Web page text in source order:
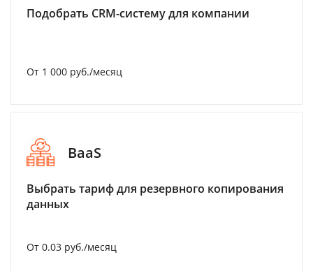
Подобрать CRM-систему для компании
От 1 000 руб./месяц
BaaS
Выбрать тариф для резервного копирования
данных
От 0.03 руб./месяц